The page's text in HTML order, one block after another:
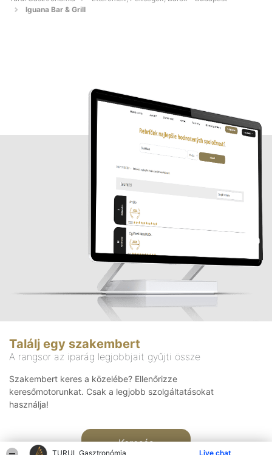
TURUL Gasztronómia Live chat
Iguana Bar & Grill
Találj egy szakembert
A rangsor az iparág legjobbjait gyűjti össze
Szakembert keres a közelébe? Ellenőrizze
keresőmotorunkat. Csak a legjobb szolgáltatásokat
használja!
Keresés